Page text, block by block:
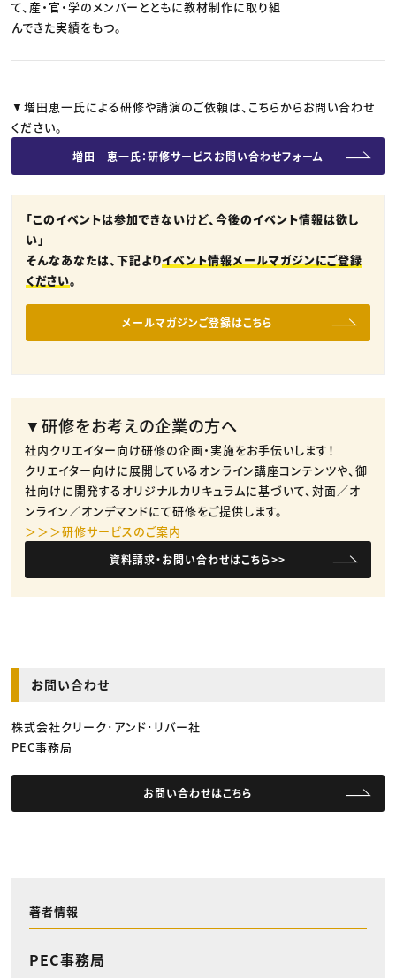
て、産・官・学のメンバーとともに教材制作に取り組
んできた実績をもつ。
▼増田恵一氏による研修や講演のご依頼は、こちらからお問い合わせ
ください。
増田 恵一氏：研修サービスお問い合わせフォーム
「このイベントは参加できないけど、今後のイベント情報は欲し
い」
そんなあなたは、下記よりイベント情報メールマガジンにご登録
ください。
メールマガジンご登録はこちら
▼研修をお考えの企業の方へ
社内クリエイター向け研修の企画・実施をお手伝いします！
クリエイター向けに展開しているオンライン講座コンテンツや、御
社向けに開発するオリジナルカリキュラムに基づいて、対面／オ
ンライン／オンデマンドにて研修をご提供します。
＞＞＞研修サービスのご案内
資料請求・お問い合わせはこちら>>
お問い合わせ
株式会社クリーク･アンド･リバー社
PEC事務局
お問い合わせはこちら
著者情報
PEC事務局